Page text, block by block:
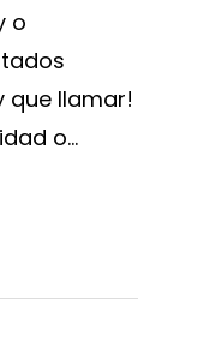
o
que llamar!
o...